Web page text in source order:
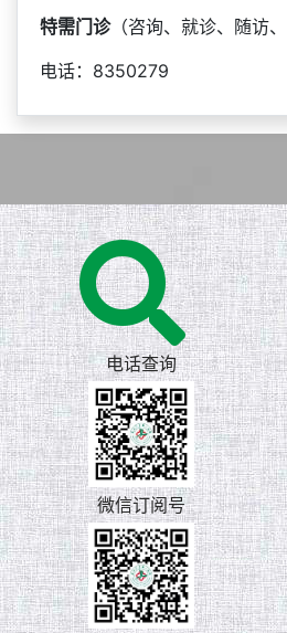
特需门诊（咨询、就诊、随访、
电话：8350279
电话查询
微信订阅号